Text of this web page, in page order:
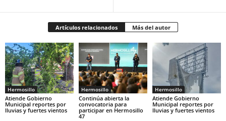
Artículos relacionados Más del autor
Hermosillo
Atiende Gobierno
Municipal reportes por
lluvias y fuertes vientos
Hermosillo
Continúa abierta la
convocatoria para
participar en Hermosillo
47
Hermosillo
Atiende Gobierno
Municipal reportes por
lluvias y fuertes vientos